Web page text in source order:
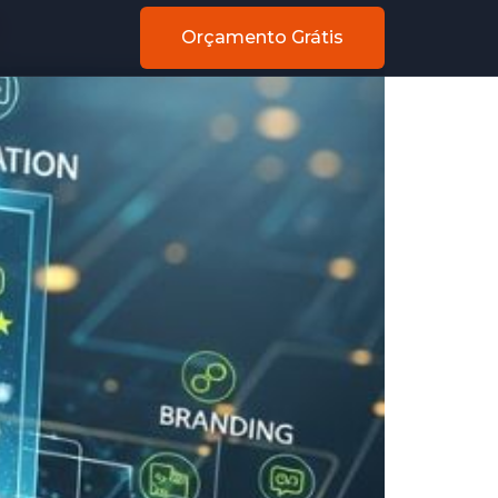
Orçamento Grátis